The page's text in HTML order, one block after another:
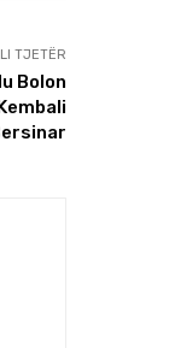
TJETËR
Bolon